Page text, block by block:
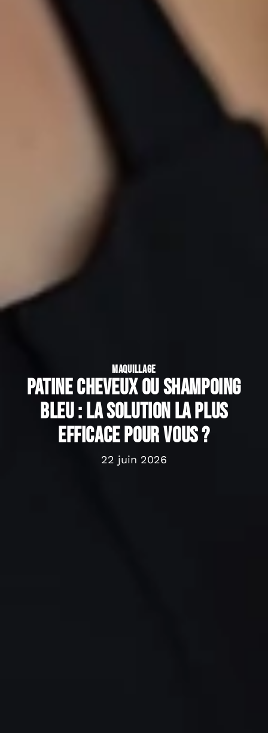
MAQUILLAGE
Patine cheveux ou shampoing
bleu : la solution la plus
efficace pour vous ?
22 juin 2026